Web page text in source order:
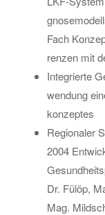
Fach
ren­zen mit
In­te­grier­te
wen­dung
kon­zep­tes
Re­gio­na­ler
2004
Dr. Fülöp,
Mag.